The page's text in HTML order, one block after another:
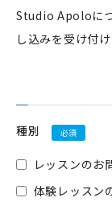
Studio Apoloに
し込みを受け付け
種別 必須
レッスンのお
体験レッスン